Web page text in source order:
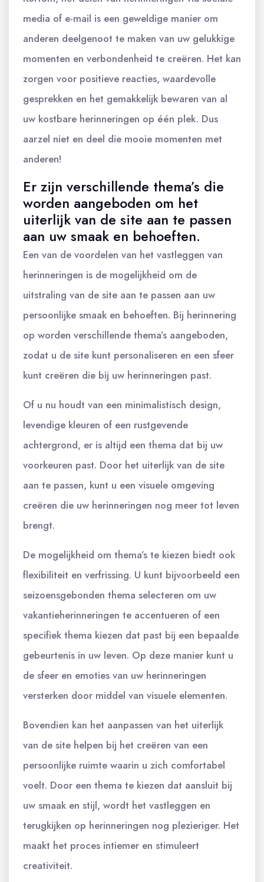
media of e-mail is een geweldige manier om
anderen deelgenoot te maken van uw gelukkige
momenten en verbondenheid te creëren. Het kan
zorgen voor positieve reacties, waardevolle
gesprekken en het gemakkelijk bewaren van al
uw kostbare herinneringen op één plek. Dus
aarzel niet en deel die mooie momenten met
anderen!
Er zijn verschillende thema’s die
worden aangeboden om het
uiterlijk van de site aan te passen
aan uw smaak en behoeften.
Een van de voordelen van het vastleggen van
herinneringen is de mogelijkheid om de
uitstraling van de site aan te passen aan uw
persoonlijke smaak en behoeften. Bij herinnering
op worden verschillende thema’s aangeboden,
zodat u de site kunt personaliseren en een sfeer
kunt creëren die bij uw herinneringen past.
Of u nu houdt van een minimalistisch design,
levendige kleuren of een rustgevende
achtergrond, er is altijd een thema dat bij uw
voorkeuren past. Door het uiterlijk van de site
aan te passen, kunt u een visuele omgeving
creëren die uw herinneringen nog meer tot leven
brengt.
De mogelijkheid om thema’s te kiezen biedt ook
flexibiliteit en verfrissing. U kunt bijvoorbeeld een
seizoensgebonden thema selecteren om uw
vakantieherinneringen te accentueren of een
specifiek thema kiezen dat past bij een bepaalde
gebeurtenis in uw leven. Op deze manier kunt u
de sfeer en emoties van uw herinneringen
versterken door middel van visuele elementen.
Bovendien kan het aanpassen van het uiterlijk
van de site helpen bij het creëren van een
persoonlijke ruimte waarin u zich comfortabel
voelt. Door een thema te kiezen dat aansluit bij
uw smaak en stijl, wordt het vastleggen en
terugkijken op herinneringen nog plezieriger. Het
maakt het proces intiemer en stimuleert
creativiteit.